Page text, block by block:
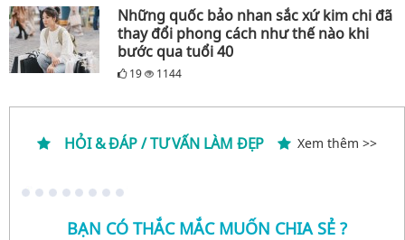
Những quốc bảo nhan sắc xứ kim chi đã
thay đổi phong cách như thế nào khi
bước qua tuổi 40
19 1144
HỎI & ĐÁP / TƯ VẤN LÀM ĐẸP Xem thêm >>
BẠN CÓ THẮC MẮC MUỐN CHIA SẺ ?